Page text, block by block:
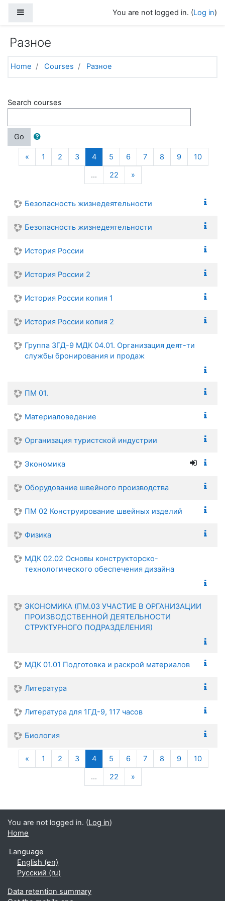
You are not logged in. (Log in)
Разное
Home Courses Разное
Search courses
Go
«Previous
1 2 3 4(current)
5 6 7 8 9
10
…
22 »
Безопасность жизнедеятельности
Безопасность жизнедеятельности
История России
История России 2
История России копия 1
История России копия 2
Группа 3ГД-9 МДК 04.01. Организация деят-ти
службы бронирования и продаж
ПМ 01.
Материаловедение
Организация туристской индустрии
Экономика
Оборудование швейного производства
ПМ 02 Конструирование швейных изделий
Физика
МДК 02.02 Основы конструкторско-
технологического обеспечения дизайна
ЭКОНОМИКА (ПМ.03 УЧАСТИЕ В ОРГАНИЗАЦИИ
ПРОИЗВОДСТВЕННОЙ ДЕЯТЕЛЬНОСТИ
СТРУКТУРНОГО ПОДРАЗДЕЛЕНИЯ)
МДК 01.01 Подготовка и раскрой материалов
Литература
Литература для 1ГД-9, 117 часов
Биология
«Previous
1 2 3 4(current)
5 6 7 8 9
10
…
22 »
You are not logged in. (Log in)
Home
Language
English ‎(en)‎
Русский ‎(ru)‎
Data retention summary